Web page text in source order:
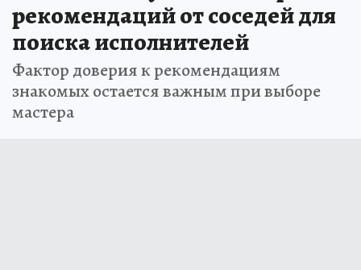
В России запустили алгоритм
рекомендаций от соседей для
поиска исполнителей
Фактор доверия к рекомендациям
знакомых остается важным при выборе